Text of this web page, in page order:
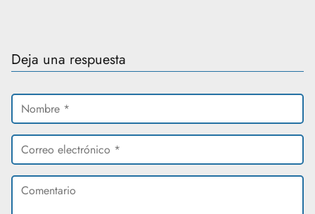
Deja una respuesta